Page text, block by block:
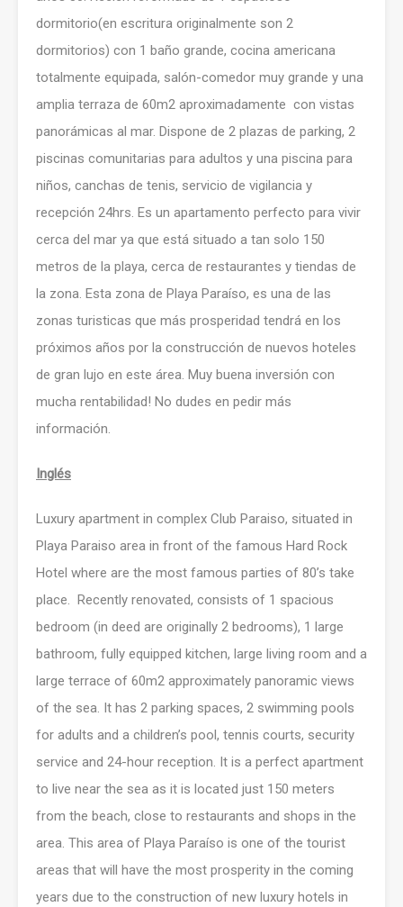
dormitorio(en escritura originalmente son 2
dormitorios) con 1 baño grande, cocina americana
totalmente equipada, salón-comedor muy grande y una
amplia terraza de 60m2 aproximadamente con vistas
panorámicas al mar. Dispone de 2 plazas de parking, 2
piscinas comunitarias para adultos y una piscina para
niños, canchas de tenis, servicio de vigilancia y
recepción 24hrs. Es un apartamento perfecto para vivir
cerca del mar ya que está situado a tan solo 150
metros de la playa, cerca de restaurantes y tiendas de
la zona. Esta zona de Playa Paraíso, es una de las
zonas turisticas que más prosperidad tendrá en los
próximos años por la construcción de nuevos hoteles
de gran lujo en este área. Muy buena inversión con
mucha rentabilidad! No dudes en pedir más
información.
Inglés
Luxury apartment in complex Club Paraiso, situated in
Playa Paraiso area in front of the famous Hard Rock
Hotel where are the most famous parties of 80’s take
place. Recently renovated, consists of 1 spacious
bedroom (in deed are originally 2 bedrooms), 1 large
bathroom, fully equipped kitchen, large living room and a
large terrace of 60m2 approximately panoramic views
of the sea. It has 2 parking spaces, 2 swimming pools
for adults and a children’s pool, tennis courts, security
service and 24-hour reception. It is a perfect apartment
to live near the sea as it is located just 150 meters
from the beach, close to restaurants and shops in the
area. This area of Playa Paraíso is one of the tourist
areas that will have the most prosperity in the coming
years due to the construction of new luxury hotels in